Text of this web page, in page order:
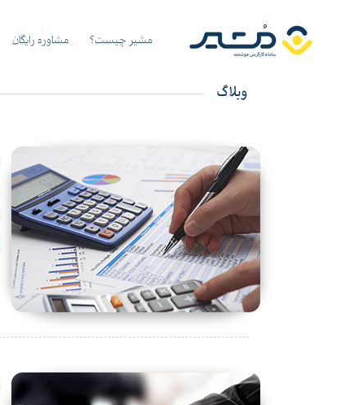
مشیر چیست؟ مشاوره رایگان
وبلاگ